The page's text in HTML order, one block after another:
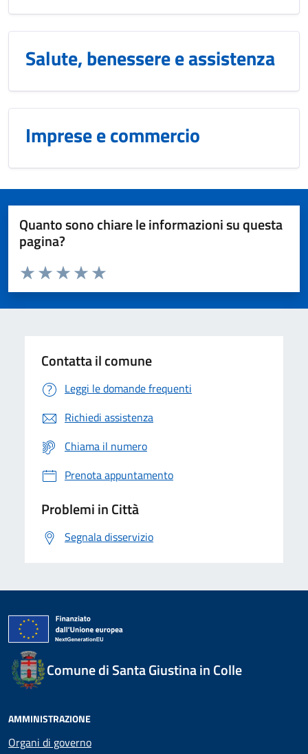
Salute, benessere e assistenza
Imprese e commercio
Quanto sono chiare le informazioni su questa
pagina?
Domanda
Valuta da 1 a 5 stelle la pagina
Valuta 5 stelle su 5
Valuta 4 stelle su 5
Valuta 3 stelle su 5
Valuta 2 stelle su 5
Valuta 1 stelle su 5
Contatta il comune
Leggi le domande frequenti
Richiedi assistenza
Chiama il numero
Prenota appuntamento
Problemi in Città
Segnala disservizio
Comune di Santa Giustina in Colle
AMMINISTRAZIONE
Organi di governo